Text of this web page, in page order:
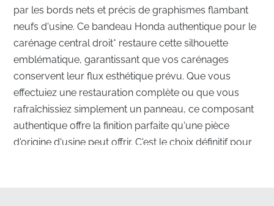
par les bords nets et précis de graphismes flambant
neufs d'usine. Ce bandeau Honda authentique pour le
carénage central droit* restaure cette silhouette
emblématique, garantissant que vos carénages
conservent leur flux esthétique prévu. Que vous
effectuiez une restauration complète ou que vous
rafraîchissiez simplement un panneau, ce composant
authentique offre la finition parfaite qu'une pièce
d'origine d'usine peut offrir. C'est le choix définitif pour